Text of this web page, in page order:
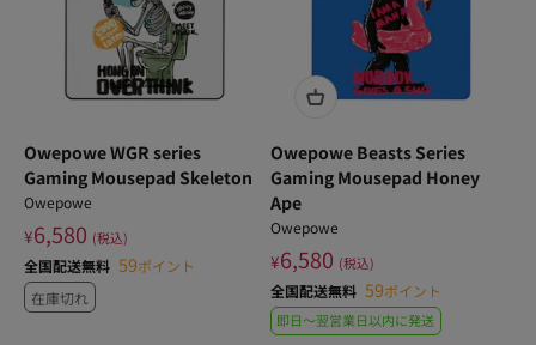
Owepowe WGR series
Gaming Mousepad Skeleton
Owepowe
¥6,580 (税込)
全国配送無料 59ポイント
在庫切れ
Owepowe Beasts Series
Gaming Mousepad Honey
Ape
Owepowe
¥6,580 (税込)
全国配送無料 59ポイント
即日〜翌営業日以内に発送